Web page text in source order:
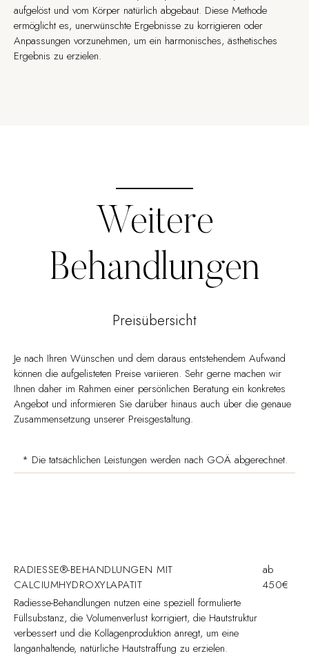
aufgelöst und vom Körper natürlich abgebaut. Diese Methode
ermöglicht es, unerwünschte Ergebnisse zu korrigieren oder
Anpassungen vorzunehmen, um ein harmonisches, ästhetisches
Ergebnis zu erzielen.
Weitere
Behandlungen
Preisübersicht
Je nach Ihren Wünschen und dem daraus entstehendem Aufwand
können die aufgelisteten Preise variieren. Sehr gerne machen wir
Ihnen daher im Rahmen einer persönlichen Beratung ein konkretes
Angebot und informieren Sie darüber hinaus auch über die genaue
Zusammensetzung unserer Preisgestaltung.
* Die tatsächlichen Leistungen werden nach GOÄ abgerechnet.
RADIESSE®-BEHANDLUNGEN MIT
CALCIUMHYDROXYLAPATIT
ab
450€
Radiesse-Behandlungen nutzen eine speziell formulierte
Füllsubstanz, die Volumenverlust korrigiert, die Hautstruktur
verbessert und die Kollagenproduktion anregt, um eine
langanhaltende, natürliche Hautstraffung zu erzielen.